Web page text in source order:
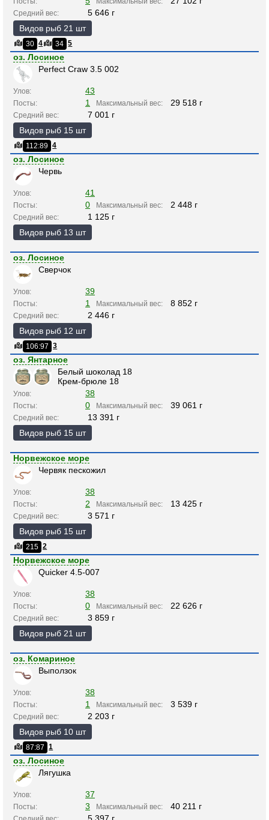
Средний вес:
5 646 г
Видов рыб 21 шт
30 4 34 5
оз. Лосиное
Perfect Craw 3.5 002
Улов: 43
Посты: 1 Максимальный вес: 29 518 г
Средний вес:
7 001 г
Видов рыб 15 шт
112:89 4
оз. Лосиное
Червь
Улов: 41
Посты: 0 Максимальный вес: 2 448 г
Средний вес:
1 125 г
Видов рыб 13 шт
оз. Лосиное
Сверчок
Улов: 39
Посты: 1 Максимальный вес: 8 852 г
Средний вес:
2 446 г
Видов рыб 12 шт
106:97 3
оз. Янтарное
Белый шоколад 18
Крем-брюле 18
Улов: 38
Посты: 0 Максимальный вес: 39 061 г
Средний вес:
13 391 г
Видов рыб 15 шт
Норвежское море
Червяк пескожил
Улов: 38
Посты: 2 Максимальный вес: 13 425 г
Средний вес:
3 571 г
Видов рыб 15 шт
215 2
Норвежское море
Quicker 4.5-007
Улов: 38
Посты: 0 Максимальный вес: 22 626 г
Средний вес:
3 859 г
Видов рыб 21 шт
оз. Комариное
Выползок
Улов: 38
Посты: 1 Максимальный вес: 3 539 г
Средний вес:
2 203 г
Видов рыб 10 шт
87:87 1
оз. Лосиное
Лягушка
Улов: 37
Посты: 3 Максимальный вес: 40 211 г